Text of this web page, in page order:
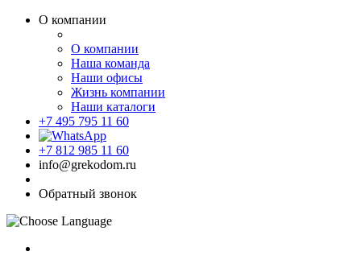
О компании
О компании
Наша команда
Наши офисы
Жизнь компании
Наши каталоги
+7 495 795 11 60
+7 812 985 11 60
info@grekodom.ru
Обратный звонок